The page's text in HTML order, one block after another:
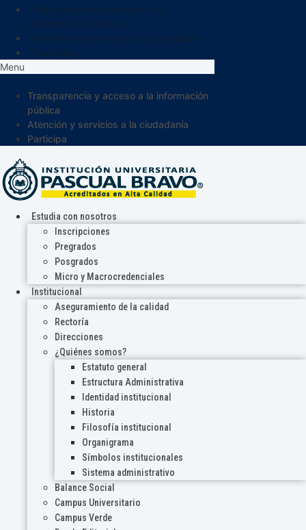
Menu
Transparencia y acceso a la información
pública
Atención y servicios a la ciudadanía
Participa
Estudia con nosotros
Inscripciones
Pregrados
Posgrados
Micro y Macrocredenciales
Institucional
Aseguramiento de la calidad
Rectoría
Direcciones
¿Quiénes somos?
Estatuto general
Estructura Administrativa
Identidad institucional
Historia
Filosofía institucional
Organigrama
Símbolos institucionales
Sistema administrativo
Balance Social
Campus Universitario
Campus Verde